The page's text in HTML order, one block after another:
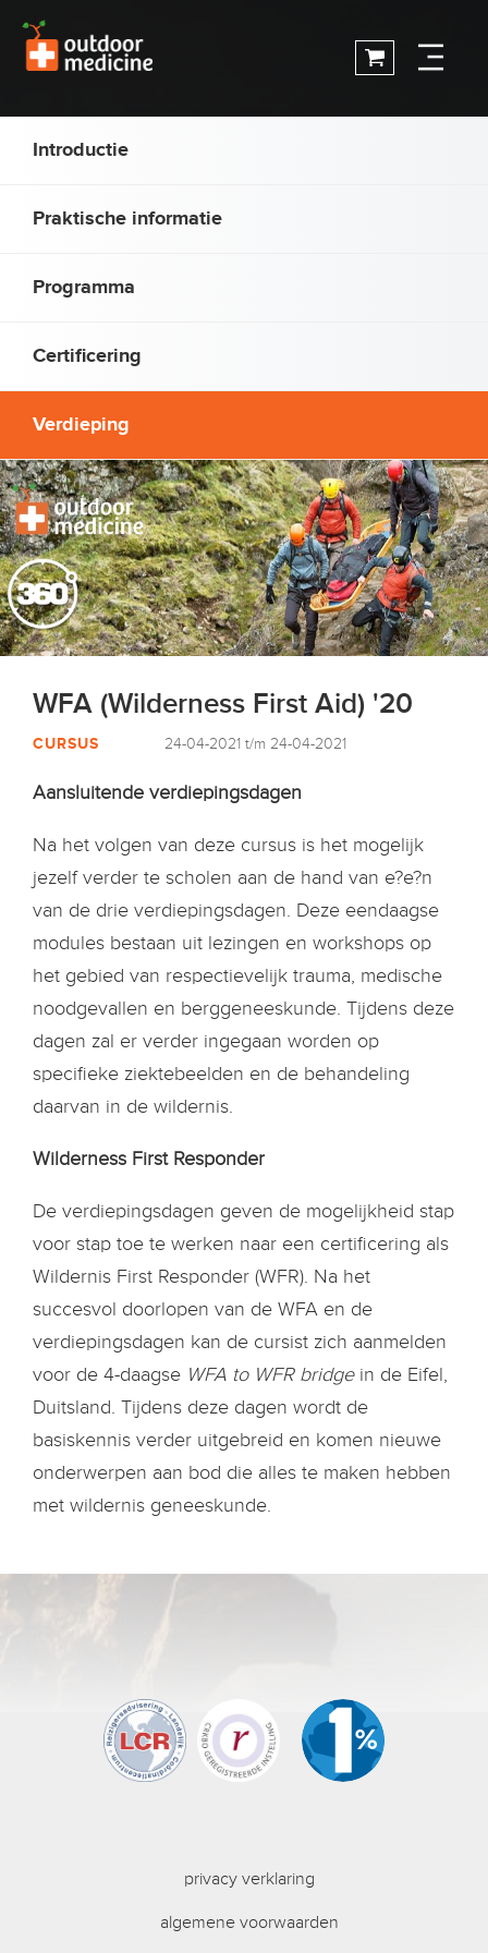
Introductie
Praktische informatie
Programma
Certificering
Verdieping
WFA (Wilderness First Aid) '20
CURSUS 24-04-2021 t/m 24-04-2021
Aansluitende verdiepingsdagen
Na het volgen van deze cursus is het mogelijk
jezelf verder te scholen aan de hand van e?e?n
van de drie verdiepingsdagen. Deze eendaagse
modules bestaan uit lezingen en workshops op
het gebied van respectievelijk trauma, medische
noodgevallen en berggeneeskunde. Tijdens deze
dagen zal er verder ingegaan worden op
specifieke ziektebeelden en de behandeling
daarvan in de wildernis.
Wilderness First Responder
De verdiepingsdagen geven de mogelijkheid stap
voor stap toe te werken naar een certificering als
Wildernis First Responder (WFR). Na het
succesvol doorlopen van de WFA en de
verdiepingsdagen kan de cursist zich aanmelden
voor de 4-daagse WFA to WFR bridge in de Eifel,
Duitsland. Tijdens deze dagen wordt de
basiskennis verder uitgebreid en komen nieuwe
onderwerpen aan bod die alles te maken hebben
met wildernis geneeskunde.
privacy verklaring
algemene voorwaarden